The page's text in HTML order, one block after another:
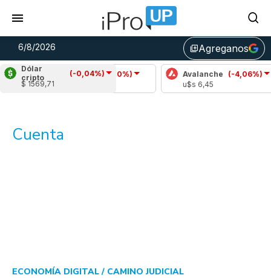
6/8/2026 library_addAgreganos
Dólar
cripto
(-0,04%)
$ 1569,71
Cardano
(-2,10%)
u$s 0,19
Avalanche (-4,06%)
Cuenta
ECONOMÍA DIGITAL / CAMINO JUDICIAL